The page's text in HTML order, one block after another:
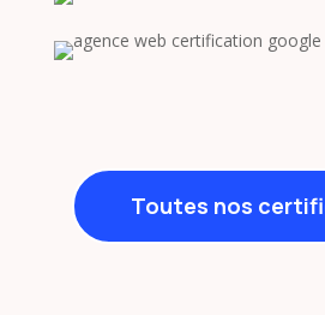
Toutes nos